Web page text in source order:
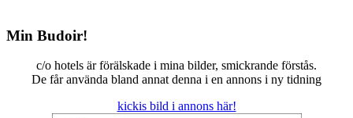
Min Budoir!
c/o hotels är förälskade i mina bilder, smickrande förstås.
De får använda bland annat denna i en annons i ny tidning
kickis bild i annons här!